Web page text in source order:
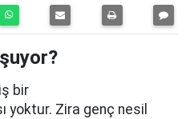
bir
yoktur. Zira genç nesil